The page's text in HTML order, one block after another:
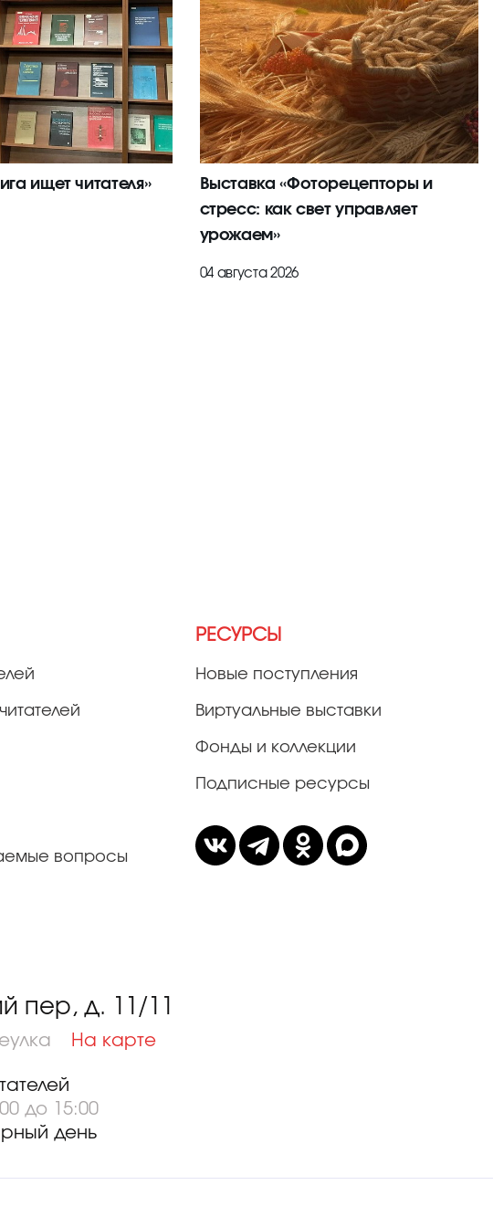
ищет читателя»
Выставка «Фоторецепторы и
стресс: как свет управляет
урожаем»
04 августа 2026
вопросы
РЕСУРСЫ
Новые поступления
Виртуальные выставки
Фонды и коллекции
Подписные ресурсы
пер, д. 11/11
На карте
до 15:00
день